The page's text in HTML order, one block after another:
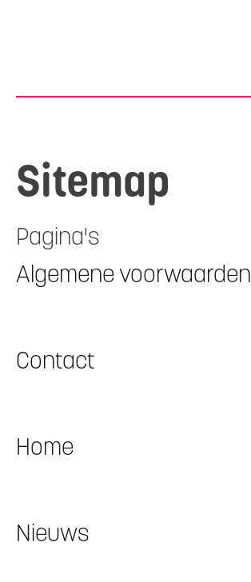
Sitemap
Pagina's
Algemene voorwaarden
Contact
Home
Nieuws